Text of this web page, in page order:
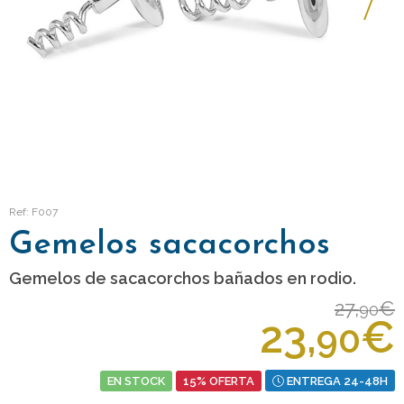
Ref: F007
Gemelos sacacorchos
Gemelos de sacacorchos bañados en rodio.
27,90€
23,90€
EN STOCK 15% OFERTA ENTREGA 24-48H